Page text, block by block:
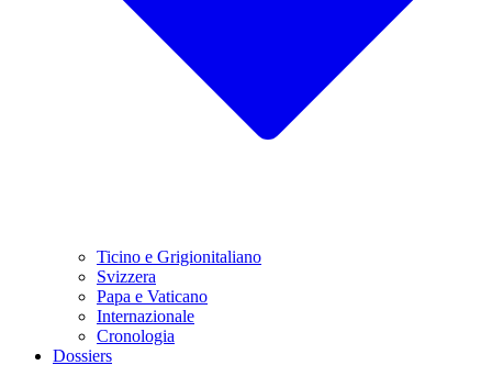
Ticino e Grigionitaliano
Svizzera
Papa e Vaticano
Internazionale
Cronologia
Dossiers